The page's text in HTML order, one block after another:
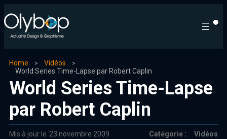
Home
Vidéos
World Series Time-Lapse par Robert Caplin
World Series Time-Lapse
par Robert Caplin
Mis à jour le 23 novembre 2009 Catégorie : Vidéos